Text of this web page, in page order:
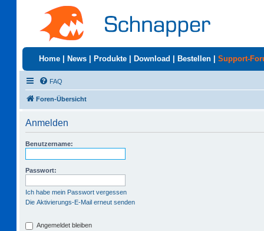
Home News Produkte Download Bestellen Support-
FAQ
Foren-Übersicht
Anmelden
Benutzername:
Passwort:
Ich habe mein Passwort vergessen
Die Aktivierungs-E-Mail erneut senden
Angemeldet bleiben